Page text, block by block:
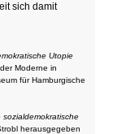
sich damit
Utopie
Moderne in
für Hamburgische
herausgegeben